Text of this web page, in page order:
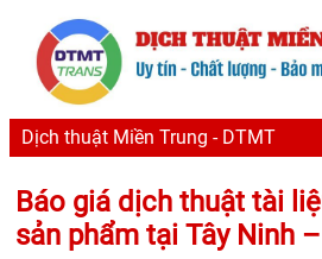
Dịch thuật Miền Trung - DTMT
Báo giá dịch thuật tài
sản phẩm tại Tây Ninh